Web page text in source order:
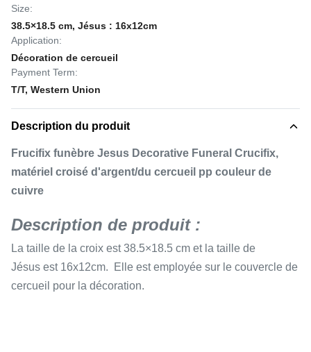
Size:
38.5×18.5 cm, Jésus : 16x12cm
Application:
Décoration de cercueil
Payment Term:
T/T, Western Union
Description du produit
Frucifix funèbre Jesus Decorative Funeral Crucifix,
matériel croisé d'argent/du cercueil pp couleur de
cuivre
Description de produit :
La taille de la croix est 38.5×18.5 cm et la taille de
Jésus est 16x12cm. Elle est employée sur le couvercle de
cercueil pour la décoration.